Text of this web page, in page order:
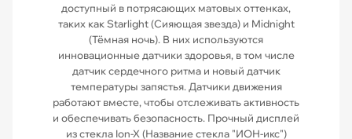
доступный в потрясающих матовых оттенках,
таких как Starlight (Сияющая звезда) и Midnight
(Тёмная ночь). В них используются
инновационные датчики здоровья, в том числе
датчик сердечного ритма и новый датчик
температуры запястья. Датчики движения
работают вместе, чтобы отслеживать активность
и обеспечивать безопасность. Прочный дисплей
из стекла Ion-X (Название стекла "ИОН-икс")